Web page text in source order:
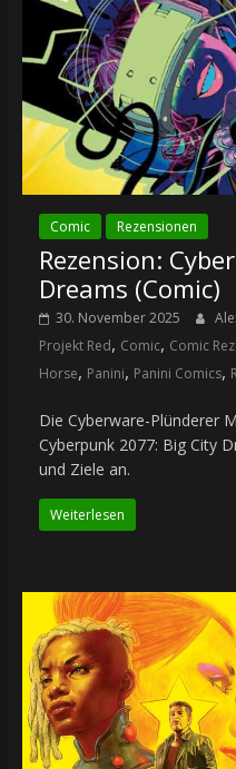
Comic Rezensionen
Rezension:
Dreams (Comic)
30. November 2025
Projekt Red, Comic, Comic
Horse, Panini, Panini Comics,
Die Cyberware-Plünderer
Cyberpunk 2077: Big City
und Ziele an.
Weiterlesen